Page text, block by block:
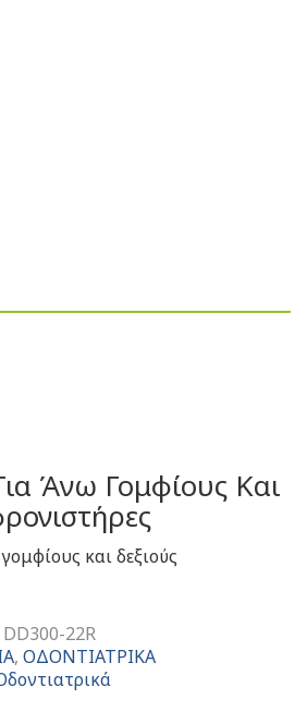
Άνω Γομφίους Και
και δεξιούς
DD300-22R
, ΟΔΟΝΤΙΑΤΡΙΚΑ